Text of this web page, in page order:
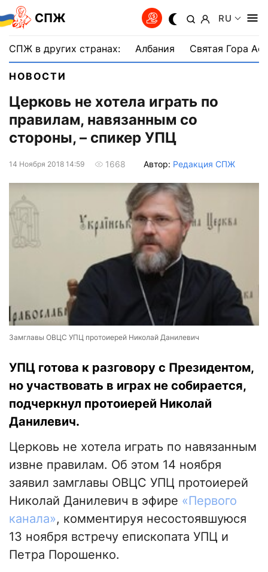
СПЖ RU
СПЖ в других странах: Албания Святая Гора
НОВОСТИ
Церковь не хотела играть по
правилам, навязанным со
стороны, – спикер УПЦ
14 Ноября 2018 14:59 1668 Автор: Редакция СПЖ
Замглавы ОВЦС УПЦ протоиерей Николай Данилевич
УПЦ готова к разговору с Президентом,
но участвовать в играх не собирается,
подчеркнул протоиерей Николай
Данилевич.
Церковь не хотела играть по навязанным
извне правилам. Об этом 14 ноября
заявил замглавы ОВЦС УПЦ протоиерей
Николай Данилевич в эфире «Первого
канала», комментируя несостоявшуюся
13 ноября встречу епископата УПЦ и
Петра Порошенко.